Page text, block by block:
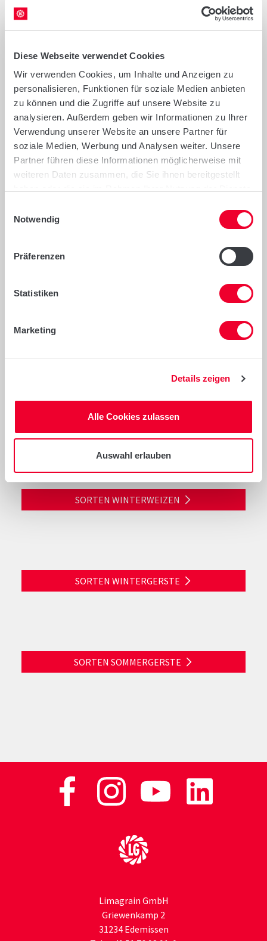
Diese Webseite verwendet Cookies
Wir verwenden Cookies, um Inhalte und Anzeigen zu
personalisieren, Funktionen für soziale Medien anbieten
zu können und die Zugriffe auf unsere Website zu
analysieren. Außerdem geben wir Informationen zu Ihrer
Verwendung unserer Website an unsere Partner für
soziale Medien, Werbung und Analysen weiter. Unsere
Partner führen diese Informationen möglicherweise mit
weiteren Daten zusammen, die Sie ihnen bereitgestellt
Notwendig
Präferenzen
Statistiken
Marketing
Details zeigen
Alle Cookies zulassen
Auswahl erlauben
Ertragsleistung
Im Anbauverfahren mit geringerer
Pflanzenschutzintensität besonders
ertragsstark
Qualität
Verkaufsqualität in Fallzahl, Rohprotein
und Sedimentationswert auf E-Weizen-
Niveau
Spitzenqualität
geeignet
Diagramme
SORTEN WINTERWEIZEN
SORTEN WINTERGERSTE
SORTEN SOMMERGERSTE
Limagrain GmbH
Griewenkamp 2
31234 Edemissen